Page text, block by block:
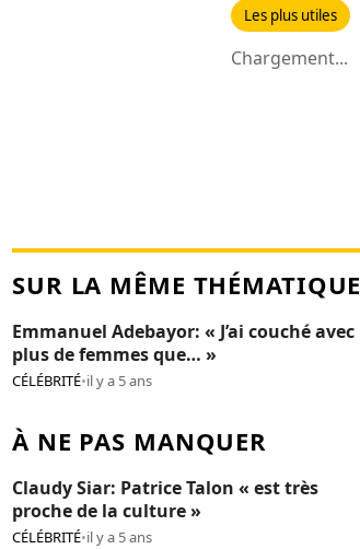
Les plus utiles
Chargement...
SUR LA MÊME THÉMATIQUE
Emmanuel Adebayor: « J’ai couché avec
plus de femmes que… »
CÉLÉBRITÉ•il y a 5 ans
À NE PAS MANQUER
Claudy Siar: Patrice Talon « est très
proche de la culture »
CÉLÉBRITÉ•il y a 5 ans